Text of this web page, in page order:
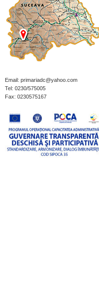
Email: primariadc@yahoo.com
Tel: 0230/575005
Fax: 0230575167